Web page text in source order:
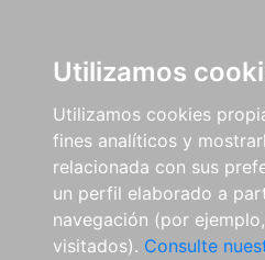
Utilizamos
Utilizamos cookies
fines analíticos y
relacionada con sus
un perfil elaborado a
navegación (por
visitados). Consulte